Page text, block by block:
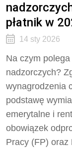
płatnik w
14 sty 2026
Na czym
nadzorczych?
wynagrodzenia
podstawę
emerytalne i
obowiązek
Pracy (FP) oraz